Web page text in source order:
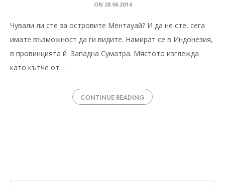
ON 28.06.2014
Чували ли сте за островите Ментауай? И да не сте, сега
имате възможност да ги видите. Намират се в Индонезия,
в провинцията й Западна Суматра. Мястото изглежда
като кътче от…
CONTINUE READING